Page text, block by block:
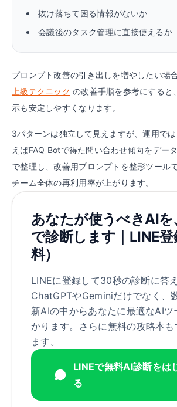
抜け落ちて困る情報がないか
会議後のタスク管理に直接使えるか
プロンプト改善の引き出しを増やしたい場合
上級テクニック の改善手順を参考にする
示も安定しやすくなります。
3パターンは独立して見えますが、運用で
えばFAQ Botで得た問い合わせ傾向をデー
で整理し、改善用プロンプトを整形ツール
チーム全体の再利用率が上がります。
あなたが使うべきAI
で診断します｜LINE登
料）
LINEに登録して30秒の診断に答
ChatGPTやGeminiだけでなく、
新AIの中からあなたに最適なAIツ
かります。さらに無料の攻略本も
ます。
LINEで無料AI診断をは
る